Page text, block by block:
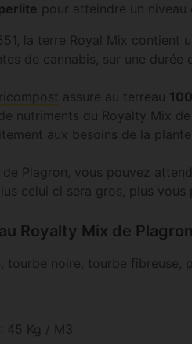
pour atteindre un niveau
la terre Royal Mix contient
de cannabis, sur une durée
assure au terreau
nutriments du Royalty Mix
aux besoins de la
Plagron, vous pouvez
celui ci sera gros, plus
Royalty Mix de
tourbe noire, tourbe fibreuse,
45 Kg / M3